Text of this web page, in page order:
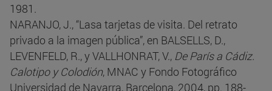
1981.
NARANJO, J., “Lasa tarjetas de visita. Del retrato
privado a la imagen pública”, en BALSELLS, D.,
LEVENFELD, R., y VALLHONRAT, V., De París a Cádiz.
Calotipo y Colodión, MNAC y Fondo Fotográfico
Universidad de Navarra, Barcelona, 2004, pp. 188-